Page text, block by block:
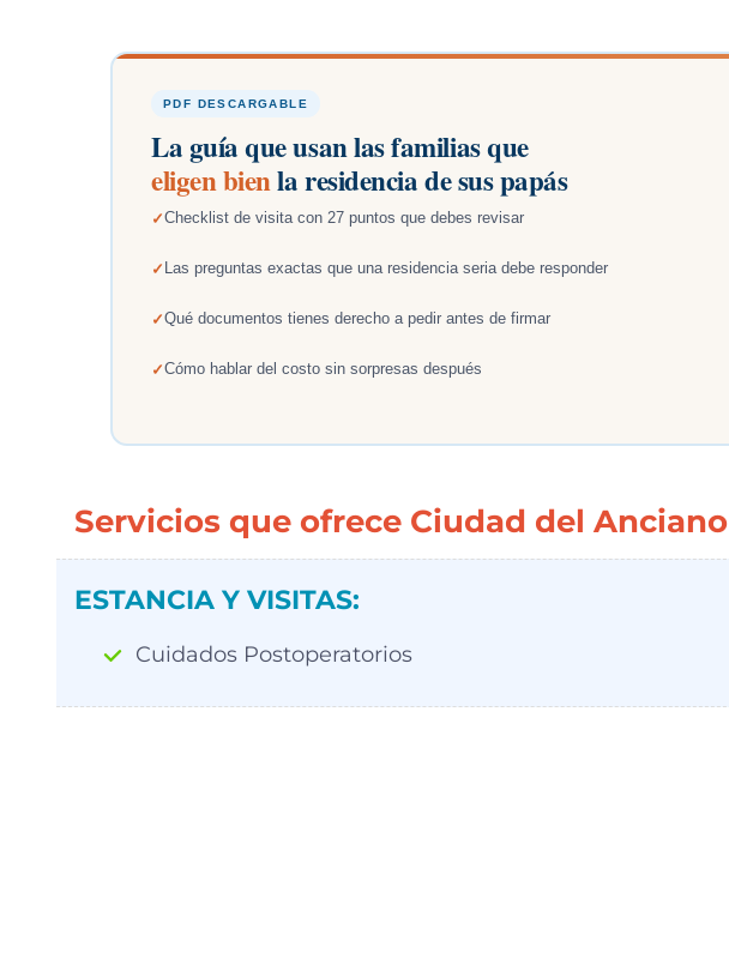
PDF DESCARGABLE
La guía que usan las familias que
eligen bienla residencia de sus papás
Checklist de visita con 27 puntos que debes revisar
Las preguntas exactas que una residencia seria debe responder
Qué documentos tienes derecho a pedir antes de firmar
Cómo hablar del costo sin sorpresas después
Servicios que ofrece Ciudad del Anciano
ESTANCIA Y VISITAS:
Cuidados Postoperatorios